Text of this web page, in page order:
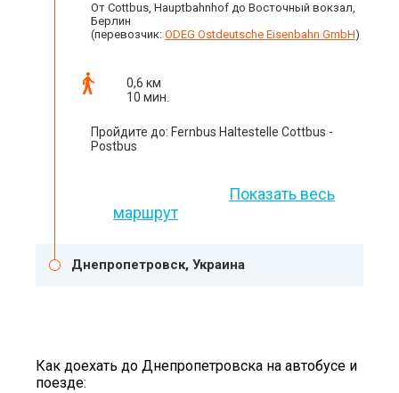
От Cottbus, Hauptbahnhof до Восточный вокзал,
Берлин
(перевозчик: ODEG Ostdeutsche Eisenbahn GmbH)
0,6 км
10 мин.
Пройдите до: Fernbus Haltestelle Cottbus -
Postbus
Показать весь
маршрут
Днепропетровск, Украина
Как доехать до Днепропетровска на автобусе и
поезде: